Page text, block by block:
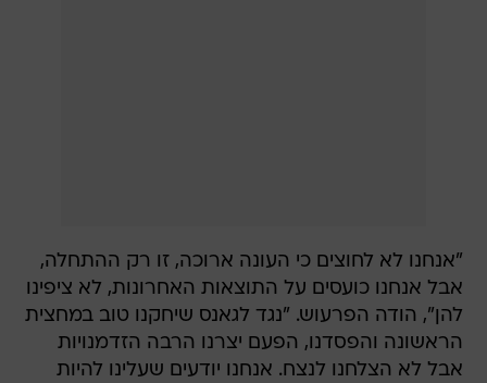
"אנחנו לא לחוצים כי העונה ארוכה, זו רק ההתחלה,
אבל אנחנו כועסים על התוצאות האחרונות, לא ציפינו
להן", הודה הפרעוש. "נגד לגאנס שיחקנו טוב במחצית
הראשונה והפסדנו, הפעם יצרנו הרבה הזדמנויות
אבל לא הצלחנו לנצח. אנחנו יודעים שעלינו להיות